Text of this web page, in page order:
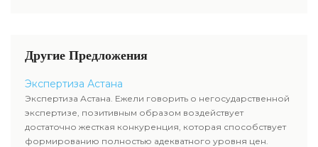
рыночной стоимости и
наряду с оценкой имущества
компании-эмитента, чтоб
узнать настоящую стоимость
ценных бумаг.
Другие Предложения
Экспертиза Астана
Экспертиза Астана. Ежели говорить о негосударственной
экспертизе, позитивным образом воздействует
достаточно жесткая конкуренция, которая способствует
формированию полностью адекватного уровня цен.